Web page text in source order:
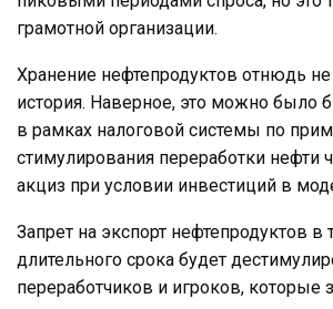
грамотной организации.
Хранение нефтепродуктов отнюдь не
история. Наверное, это можно было
в рамках налоговой системы по
стимулирования переработки нефти
акциз при условии инвестиций в
Запрет на экспорт нефтепродуктов в
длительного срока будет
переработчиков и игроков, которые